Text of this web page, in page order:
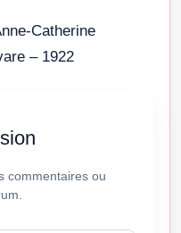
Catherine
– 1922
commentaires ou